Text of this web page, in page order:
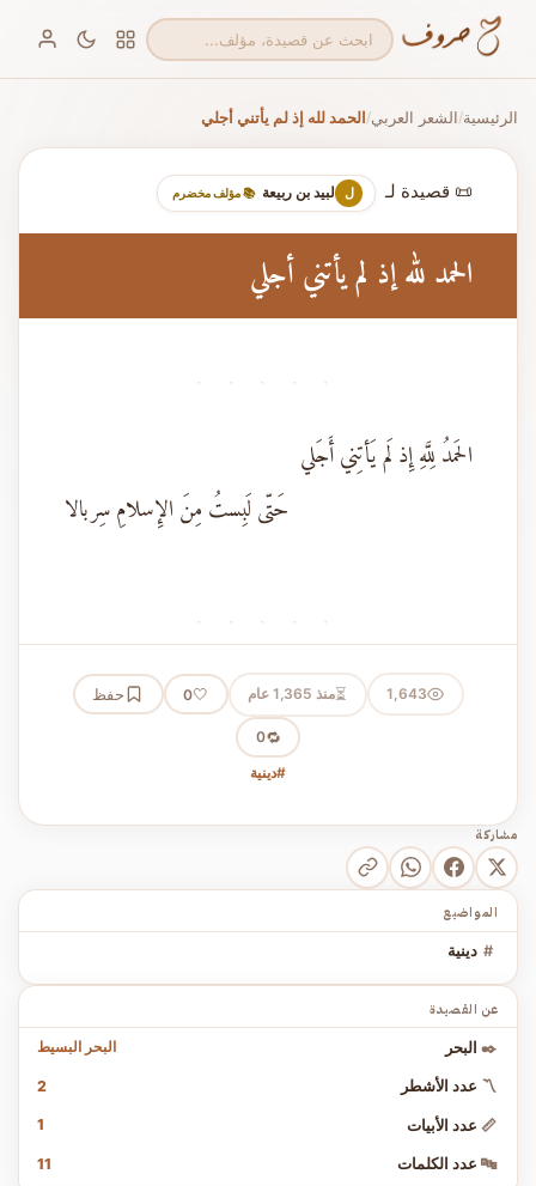
الرئيسية/الشعر العربي/الحمد لله إذ لم يأتني أجلي
📜 قصيدة لـ ل لبيد بن ربيعة 📚 مؤلف مخضرم
الحمد لله إذ لم يأتني أجلي
· · · · ·
الحَمدُ لِلَّهِ إِذ لَم يَأتِني أَجَلي
حَتّى لَبِستُ مِنَ الإِسلامِ سِربالا
· · · · ·
1,643
⏳منذ 1,365 عام 🤍
0 حفظ
🔁
0
#دينية
مشاركة
المواضيع
# دينية
عن القصيدة
✒️ البحر البحر البسيط
〽️ عدد الأشطر 2
📏 عدد الأبيات 1
🔤 عدد الكلمات 11